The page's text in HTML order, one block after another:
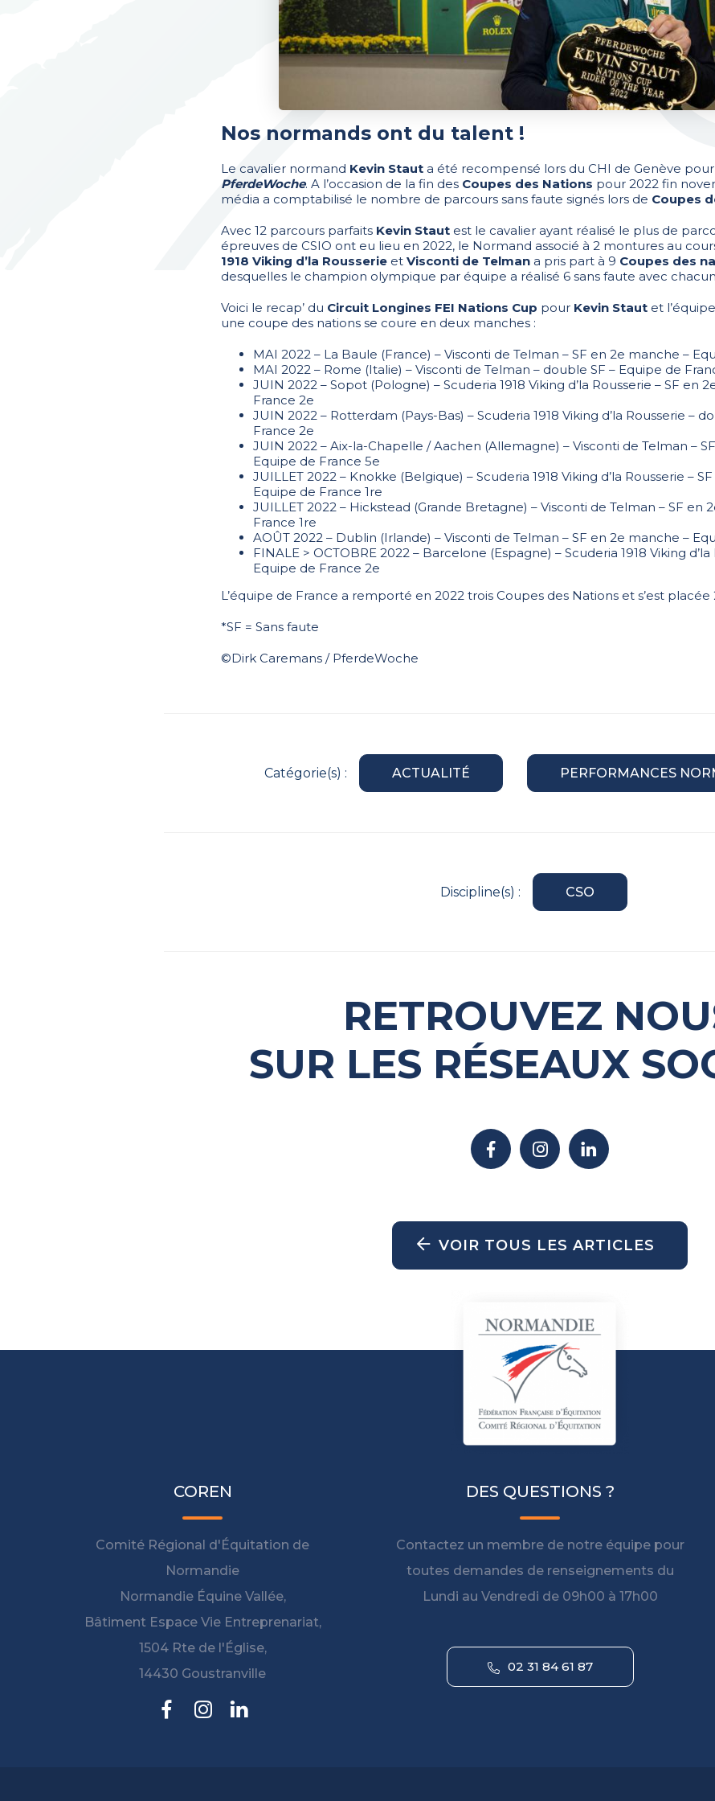
Nos normands ont du talent !
Le cavalier normand Kevin Stauta été recompensé lors du CHI de Genève pour
PferdeWoche. A l’occasion de la fin desCoupes des Nations pour 2022 fin
média a comptabilisé le nombre de parcours sans faute signés lors de Coupes
Avec 12 parcours parfaits Kevin Stautest le cavalier ayant réalisé le plus de
épreuves de CSIO ont eu lieu en 2022, le Normand associé à 2 montures au
1918 Viking d’la Rousserieet Visconti de Telmana pris part à 9 Coupes des
desquelles le champion olympique par équipe a réalisé 6 sans faute avec
Voici le recap’ du Circuit Longines FEI Nations Cup pour Kevin Stautet
une coupe des nations se coure en deux manches :
MAI 2022 – La Baule (France) – Visconti de Telman – SF en 2e manche –
MAI 2022 – Rome (Italie) – Visconti de Telman – double SF – Equipe de
JUIN 2022 – Sopot (Pologne) – Scuderia 1918 Viking d’la Rousserie – SF en
France 2e
JUIN 2022 – Rotterdam (Pays-Bas) – Scuderia 1918 Viking d’la Rousserie –
France 2e
JUIN 2022 – Aix-la-Chapelle / Aachen (Allemagne) – Visconti de Telman –
Equipe de France 5e
JUILLET 2022 – Knokke (Belgique) – Scuderia 1918 Viking d’la Rousserie –
Equipe de France 1re
JUILLET 2022 – Hickstead (Grande Bretagne) – Visconti de Telman – SF en
France 1re
AOÛT 2022 – Dublin (Irlande) – Visconti de Telman – SF en 2e manche –
FINALE > OCTOBRE 2022 – Barcelone (Espagne) – Scuderia 1918 Viking
Equipe de France 2e
L’équipe de France a remporté en 2022 trois Coupes des Nations et s’est placée
*SF = Sans faute
©Dirk Caremans / PferdeWoche
Catégorie(s) : ACTUALITÉ PERFORMANCES
Discipline(s) : CSO
RETROUVEZ
SUR LES RÉSEAUX
VOIR TOUS LES ARTICLES
COREN
Comité Régional d'Équitation de
Normandie
Normandie Équine Vallée,
Bâtiment Espace Vie Entreprenariat,
1504 Rte de l'Église,
14430 Goustranville
DES QUESTIONS ?
Contactez un membre de notre équipe pour
toutes demandes de renseignements du
Lundi au Vendredi de 09h00 à 17h00
02 31 84 61 87